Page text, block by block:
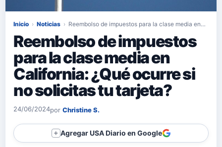
Inicio › Noticias › Reembolso de impuestos para la clase media en…
Reembolso de impuestos
para la clase media en
California: ¿Qué ocurre si
no solicitas tu tarjeta?
24/06/2024por Christine S.
＋ Agregar USA Diario en Google